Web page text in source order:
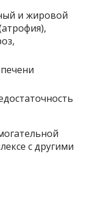
и жировой
с другими